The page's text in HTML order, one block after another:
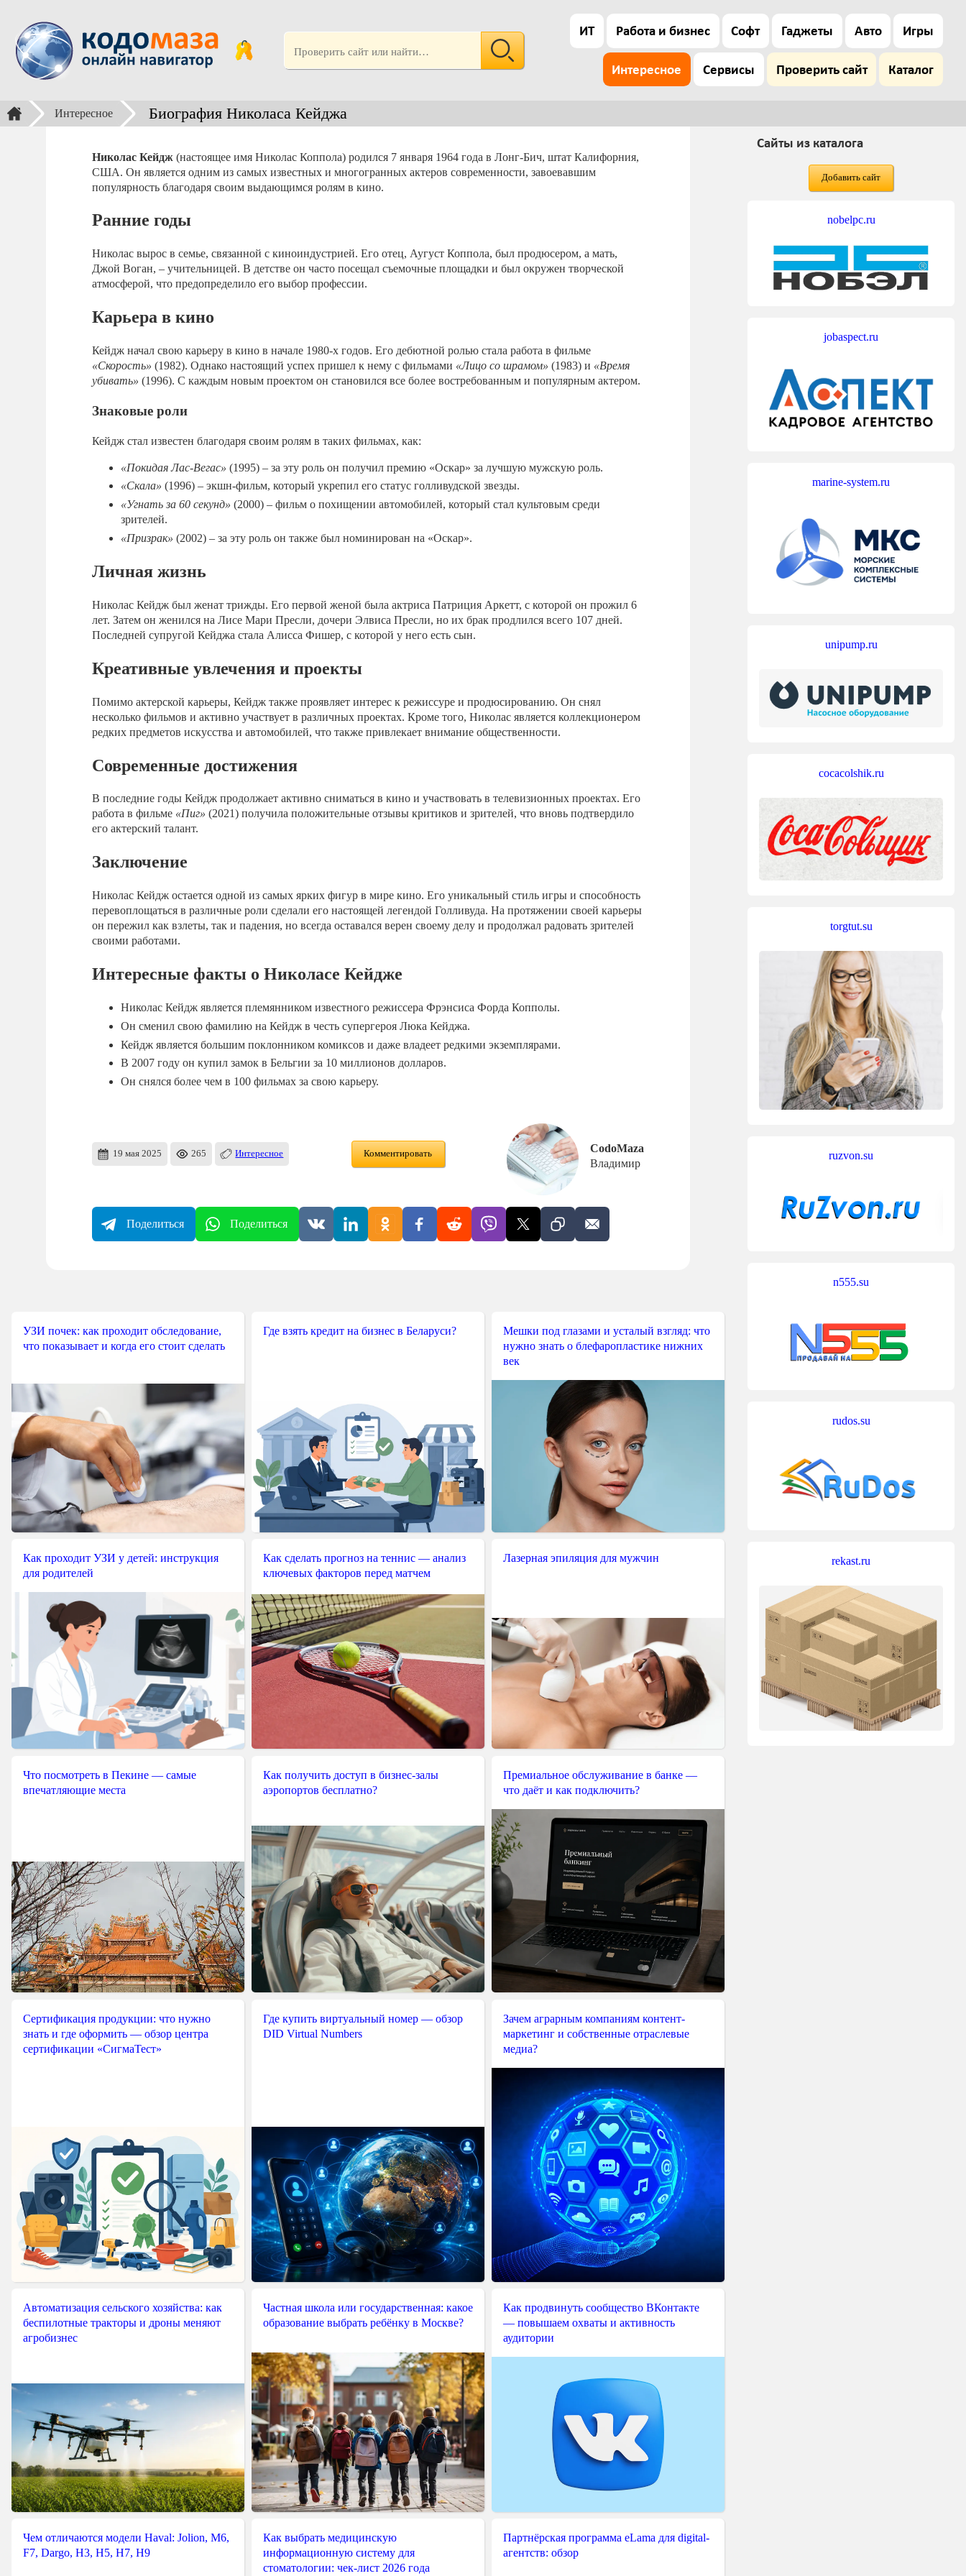
ИТ Работа и бизнес Софт Гаджеты Авто Игры
Интересное Сервисы Проверить сайт Каталог
Интересное Биография Николаса Кейджа
Николас Кейдж (настоящее имя Николас Коппола) родился 7 января 1964 года в Лонг-Бич, штат Калифорния,
США. Он является одним из самых известных и многогранных актеров современности, завоевавшим
популярность благодаря своим выдающимся ролям в кино.
Ранние годы
Николас вырос в семье, связанной с киноиндустрией. Его отец, Аугуст Коппола, был продюсером, а мать,
Джой Воган, – учительницей. В детстве он часто посещал съемочные площадки и был окружен творческой
атмосферой, что предопределило его выбор профессии.
Карьера в кино
Кейдж начал свою карьеру в кино в начале 1980-х годов. Его дебютной ролью стала работа в фильме
«Скорость» (1982). Однако настоящий успех пришел к нему с фильмами «Лицо со шрамом» (1983) и «Время
убивать» (1996). С каждым новым проектом он становился все более востребованным и популярным актером.
Знаковые роли
Кейдж стал известен благодаря своим ролям в таких фильмах, как:
«Покидая Лас-Вегас» (1995) – за эту роль он получил премию «Оскар» за лучшую мужскую роль.
«Скала» (1996) – экшн-фильм, который укрепил его статус голливудской звезды.
«Угнать за 60 секунд» (2000) – фильм о похищении автомобилей, который стал культовым среди
зрителей.
«Призрак» (2002) – за эту роль он также был номинирован на «Оскар».
Личная жизнь
Николас Кейдж был женат трижды. Его первой женой была актриса Патриция Аркетт, с которой он прожил 6
лет. Затем он женился на Лисе Мари Пресли, дочери Элвиса Пресли, но их брак продлился всего 107 дней.
Последней супругой Кейджа стала Алисса Фишер, с которой у него есть сын.
Креативные увлечения и проекты
Помимо актерской карьеры, Кейдж также проявляет интерес к режиссуре и продюсированию. Он снял
несколько фильмов и активно участвует в различных проектах. Кроме того, Николас является коллекционером
редких предметов искусства и автомобилей, что также привлекает внимание общественности.
Современные достижения
В последние годы Кейдж продолжает активно сниматься в кино и участвовать в телевизионных проектах. Его
работа в фильме «Пиг» (2021) получила положительные отзывы критиков и зрителей, что вновь подтвердило
его актерский талант.
Заключение
Николас Кейдж остается одной из самых ярких фигур в мире кино. Его уникальный стиль игры и способность
перевоплощаться в различные роли сделали его настоящей легендой Голливуда. На протяжении своей карьеры
он пережил как взлеты, так и падения, но всегда оставался верен своему делу и продолжал радовать зрителей
своими работами.
Интересные факты о Николасе Кейдже
Николас Кейдж является племянником известного режиссера Фрэнсиса Форда Копполы.
Он сменил свою фамилию на Кейдж в честь супергероя Люка Кейджа.
Кейдж является большим поклонником комиксов и даже владеет редкими экземплярами.
В 2007 году он купил замок в Бельгии за 10 миллионов долларов.
Он снялся более чем в 100 фильмах за свою карьеру.
19 мая 2025 265 Интересное Комментировать
CodoMaza
Владимир
Поделиться Поделиться
УЗИ почек: как проходит обследование,
что показывает и когда его стоит сделать
Где взять кредит на бизнес в Беларуси?
Мешки под глазами и усталый взгляд: что
нужно знать о блефаропластике нижних
век
Как проходит УЗИ у детей: инструкция
для родителей
Как сделать прогноз на теннис — анализ
ключевых факторов перед матчем
Лазерная эпиляция для мужчин
Что посмотреть в Пекине — самые
впечатляющие места
Как получить доступ в бизнес-залы
аэропортов бесплатно?
Премиальное обслуживание в банке —
что даёт и как подключить?
Сертификация продукции: что нужно
знать и где оформить — обзор центра
сертификации «СигмаТест»
Где купить виртуальный номер — обзор
DID Virtual Numbers
Зачем аграрным компаниям контент-
маркетинг и собственные отраслевые
медиа?
Автоматизация сельского хозяйства: как
беспилотные тракторы и дроны меняют
агробизнес
Частная школа или государственная: какое
образование выбрать ребёнку в Москве?
Как продвинуть сообщество ВКонтакте
— повышаем охваты и активность
аудитории
Чем отличаются модели Haval: Jolion, M6,
F7, Dargo, H3, H5, H7, H9
Как выбрать медицинскую
информационную систему для
стоматологии: чек-лист 2026 года
Партнёрская программа eLama для digital-
агентств: обзор
Сайты из каталога
Добавить сайт
nobelpc.ru
jobaspect.ru
marine-system.ru
unipump.ru
cocacolshik.ru
torgtut.su
ruzvon.su
n555.su
rudos.su
rekast.ru